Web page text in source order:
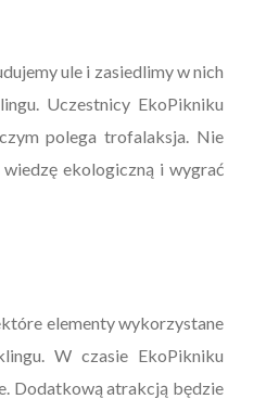
ule i zasiedlimy w nich
Uczestnicy EkoPikniku
polega trofalaksja. Nie
ekologiczną i wygrać
elementy wykorzystane
W czasie EkoPikniku
Dodatkową atrakcją będzie